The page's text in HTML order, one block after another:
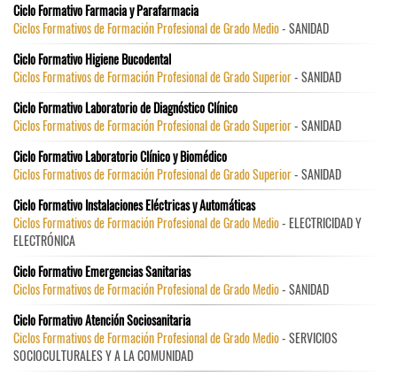
Ciclo Formativo Farmacia y Parafarmacia
Ciclos Formativos de Formación Profesional de Grado Medio- SANIDAD
Ciclo Formativo Higiene Bucodental
Ciclos Formativos de Formación Profesional de Grado Superior- SANIDAD
Ciclo Formativo Laboratorio de Diagnóstico Clínico
Ciclos Formativos de Formación Profesional de Grado Superior- SANIDAD
Ciclo Formativo Laboratorio Clínico y Biomédico
Ciclos Formativos de Formación Profesional de Grado Superior- SANIDAD
Ciclo Formativo Instalaciones Eléctricas y Automáticas
Ciclos Formativos de Formación Profesional de Grado Medio- ELECTRICIDAD Y
ELECTRÓNICA
Ciclo Formativo Emergencias Sanitarias
Ciclos Formativos de Formación Profesional de Grado Medio- SANIDAD
Ciclo Formativo Atención Sociosanitaria
Ciclos Formativos de Formación Profesional de Grado Medio- SERVICIOS
SOCIOCULTURALES Y A LA COMUNIDAD